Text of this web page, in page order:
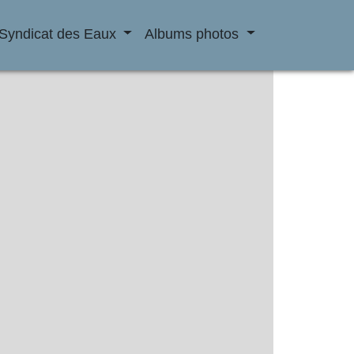
Syndicat des Eaux Albums photos